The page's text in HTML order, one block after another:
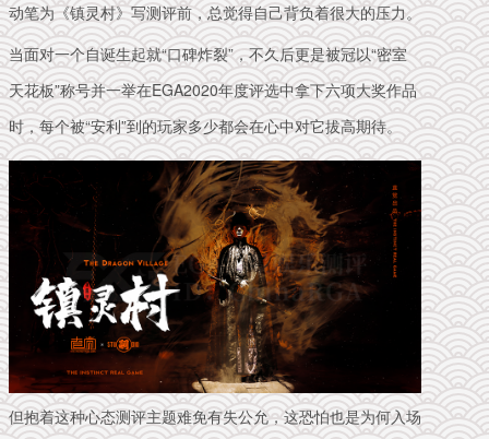
动笔为《镇灵村》写测评前，总觉得自己背负着很大的压力。
当面对一个自诞生起就“口碑炸裂”，不久后更是被冠以“密室
天花板”称号并一举在EGA2020年度评选中拿下六项大奖作品
时，每个被“安利”到的玩家多少都会在心中对它拔高期待。
但抱着这种心态测评主题难免有失公允，这恐怕也是为何入场